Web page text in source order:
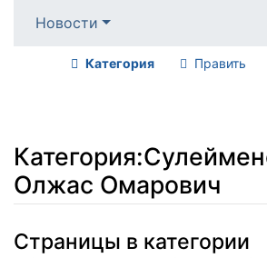
Новости
Категория Править
Категория:
Олжас Омарович
Перейти к:
Страницы в категории